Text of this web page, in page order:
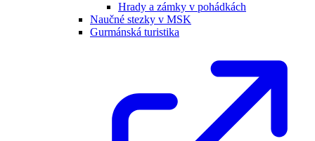
Hrady a zámky v pohádkách
Naučné stezky v MSK
Gurmánská turistika